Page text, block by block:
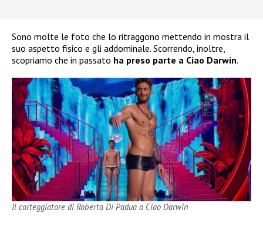
Sono molte le foto che lo ritraggono mettendo in mostra il
suo aspetto fisico e gli addominale. Scorrendo, inoltre,
scopriamo che in passato ha preso parte a Ciao Darwin.
Il corteggiatore di Roberta Di Padua a Ciao Darwin